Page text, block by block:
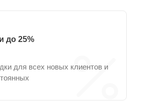
до 25%
для всех новых клиентов и